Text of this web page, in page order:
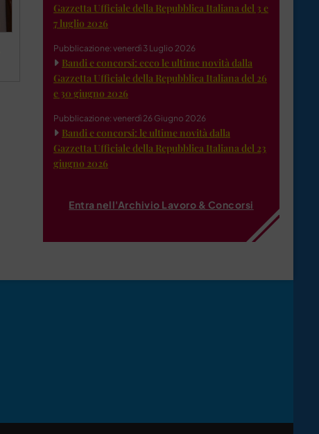
Gazzetta Ufficiale della Repubblica Italiana del 3 e
7 luglio 2026
Pubblicazione: venerdì 3 Luglio 2026
Bandi e concorsi: ecco le ultime novità dalla
Gazzetta Ufficiale della Repubblica Italiana del 26
e 30 giugno 2026
Pubblicazione: venerdì 26 Giugno 2026
Bandi e concorsi: le ultime novità dalla
Gazzetta Ufficiale della Repubblica Italiana del 23
giugno 2026
Entra nell'Archivio Lavoro & Concorsi